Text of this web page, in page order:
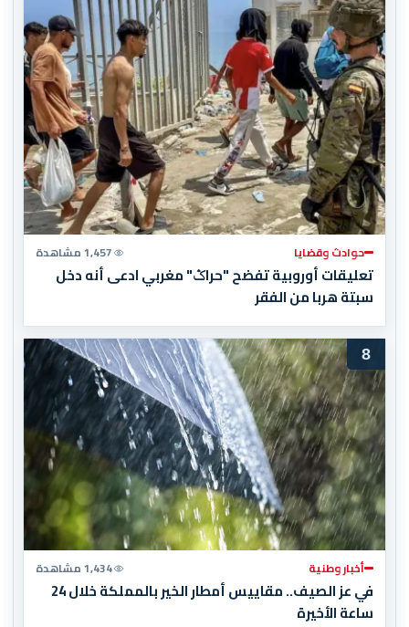
حوادث وقضايا 1,457 مشاهدة
تعليقات أوروبية تفضح "حراݣ" مغربي ادعى أنه دخل
سبتة هربا من الفقر
8
أخبار وطنية 1,434 مشاهدة
في عز الصيف.. مقاييس أمطار الخير بالمملكة خلال 24
ساعة الأخيرة